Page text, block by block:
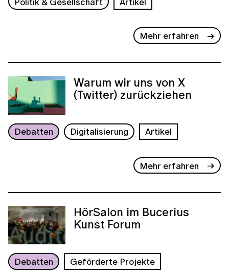
Mehr erfahren
Warum wir uns von X
(Twitter) zurückziehen
Debatten Digitalisierung Artikel
Mehr erfahren
HörSalon im Bucerius
Kunst Forum
Debatten Geförderte Projekte